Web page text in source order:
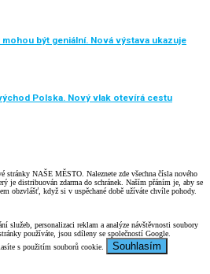
mohou být geniální. Nová výstava ukazuje
Polska. Nový vlak otevírá cestu
stránky NAŠE MĚSTO. Naleznete zde všechna čísla nového
je distribuován zdarma do schránek. Naším přáním je, aby se
obzvlášť, když si v uspěchané době užíváte chvíle pohody.
služeb, personalizaci reklam a analýze návštěvnosti soubory
používáte, jsou sdíleny se společností Google.
s použitím souborů cookie.
Souhlasím